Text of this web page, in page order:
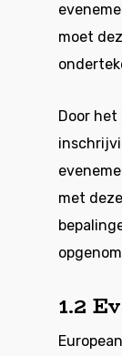
moet
Door
met
1.2